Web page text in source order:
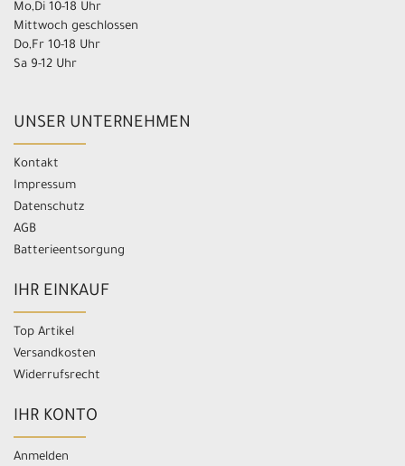
Mo,Di 10-18 Uhr
Mittwoch geschlossen
Do,Fr 10-18 Uhr
Sa 9-12 Uhr
UNSER UNTERNEHMEN
Kontakt
Impressum
Datenschutz
AGB
Batterieentsorgung
IHR EINKAUF
Top Artikel
Versandkosten
Widerrufsrecht
IHR KONTO
Anmelden